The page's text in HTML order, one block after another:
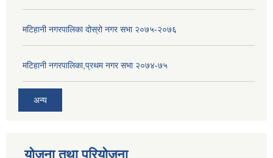
मटिहानी नगरपालिका दोस्रो नगर सभा २०७५-२०७६
मटिहानी नगरपालिका,प्रथम नगर सभा २०७४-७५
अन्य
योजना तथा परियोजना